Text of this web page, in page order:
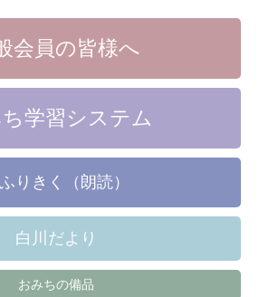
会員の皆様へ
学習システム
りきく（朗読）
白川だより
おみちの備品